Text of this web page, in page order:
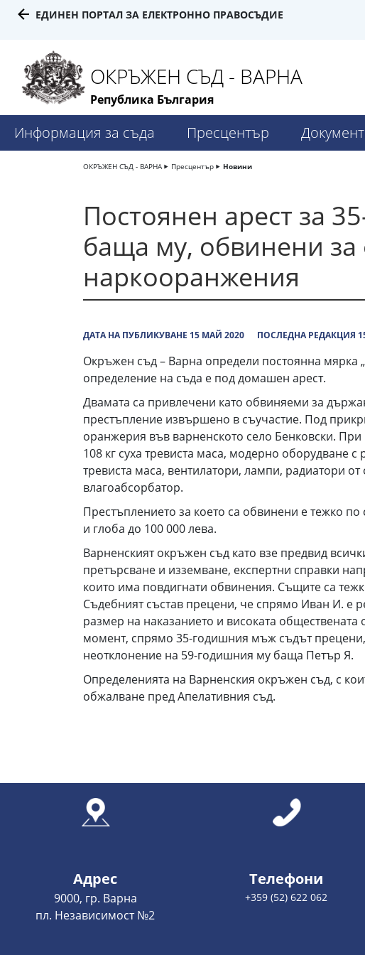
ЕДИНЕН ПОРТАЛ ЗА ЕЛЕКТРОННО ПРАВОСЪДИЕ
ОКРЪЖЕН СЪД - ВАРНА
Република България
Информация за съда Пресцентър
ОКРЪЖЕН СЪД - ВАРНА Пресцентър Новини
Постоянен арест за
баща му, обвинени за
наркооранжения
ДАТА НА ПУБЛИКУВАНЕ 15 МАЙ 2020 ПОСЛЕДНА РЕДАКЦИЯ
Окръжен съд – Варна определи постоянна
определение на съда е под домашен арест.
Двамата са привлечени като обвиняеми за
престъпление извършено в съучастие. Под
оранжерия във варненското село Бенковски.
108 кг суха тревиста маса, модерно оборудване
тревиста маса, вентилатори, лампи, радиатори
влагоабсорбатор.
Престъплението за което са обвинени е тежко
и глоба до 100 000 лева.
Варненският окръжен съд като взе предвид
претърсване и изземване, експертни справки
които има повдигнати обвинения. Същите са
Съдебният състав прецени, че спрямо Иван И. е
размер на наказанието и високата
момент, спрямо 35-годишния мъж съдът
неотклонение на 59-годишния му баща Петър Я.
Определенията на Варненския окръжен съд, с
обжалване пред Апелативния съд.
Адрес
9000, гр. Варна
пл. Независимост №2
Телефони
+359 (52) 622 062